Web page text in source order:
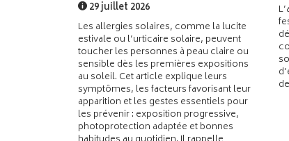
29 juillet 2026
Les allergies solaires, comme la lucite
estivale ou l’urticaire solaire, peuvent
toucher les personnes à peau claire ou
sensible dès les premières expositions
au soleil. Cet article explique leurs
symptômes, les facteurs favorisant leur
apparition et les gestes essentiels pour
les prévenir : exposition progressive,
photoprotection adaptée et bonnes